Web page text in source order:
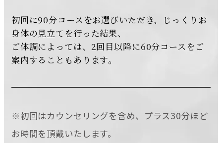
初回に90分コースをお選びいただき、じっくりお
身体の見立てを行った結果、
ご体調によっては、2回目以降に60分コースをご
案内することもあります。
※初回はカウンセリングを含め、プラス30分ほど
お時間を頂戴いたします。